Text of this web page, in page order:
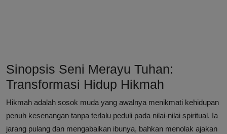
Sinopsis Seni Merayu Tuhan:
Transformasi Hidup Hikmah
Hikmah adalah sosok muda yang awalnya menikmati kehidupan
penuh kesenangan tanpa terlalu peduli pada nilai-nilai spiritual. Ia
jarang pulang dan mengabaikan ibunya, bahkan menolak ajakan